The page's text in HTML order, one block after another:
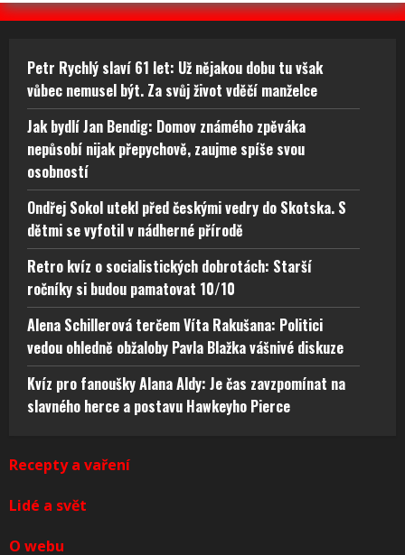
Petr Rychlý slaví 61 let: Už nějakou dobu tu však
vůbec nemusel být. Za svůj život vděčí manželce
Jak bydlí Jan Bendig: Domov známého zpěváka
nepůsobí nijak přepychově, zaujme spíše svou
osobností
Ondřej Sokol utekl před českými vedry do Skotska. S
dětmi se vyfotil v nádherné přírodě
Retro kvíz o socialistických dobrotách: Starší
ročníky si budou pamatovat 10/10
Alena Schillerová terčem Víta Rakušana: Politici
vedou ohledně obžaloby Pavla Blažka vášnivé diskuze
Kvíz pro fanoušky Alana Aldy: Je čas zavzpomínat na
slavného herce a postavu Hawkeyho Pierce
Recepty a vaření
Lidé a svět
O webu